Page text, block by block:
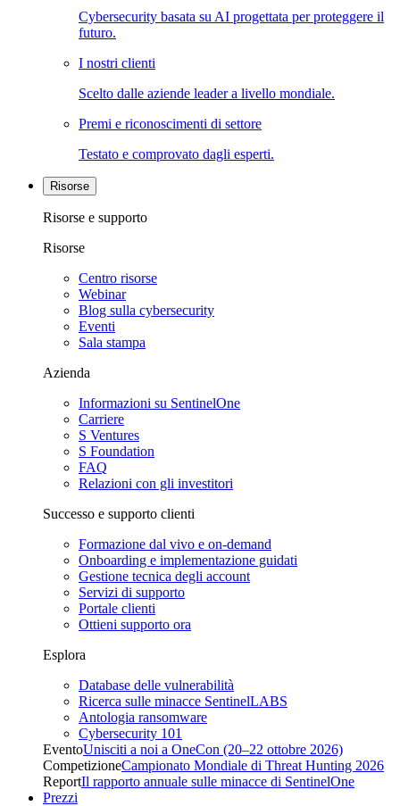
Cybersecurity basata su AI progettata per proteggere il
futuro.
I nostri clienti
Scelto dalle aziende leader a livello mondiale.
Premi e riconoscimenti di settore
Testato e comprovato dagli esperti.
Risorse
Risorse e supporto
Risorse
Centro risorse
Webinar
Blog sulla cybersecurity
Eventi
Sala stampa
Azienda
Informazioni su SentinelOne
Carriere
S Ventures
S Foundation
FAQ
Relazioni con gli investitori
Successo e supporto clienti
Formazione dal vivo e on-demand
Onboarding e implementazione guidati
Gestione tecnica degli account
Servizi di supporto
Portale clienti
Ottieni supporto ora
Esplora
Database delle vulnerabilità
Ricerca sulle minacce SentinelLABS
Antologia ransomware
Cybersecurity 101
EventoUnisciti a noi a OneCon (20–22 ottobre 2026)
CompetizioneCampionato Mondiale di Threat Hunting 2026
ReportIl rapporto annuale sulle minacce di SentinelOne
Prezzi